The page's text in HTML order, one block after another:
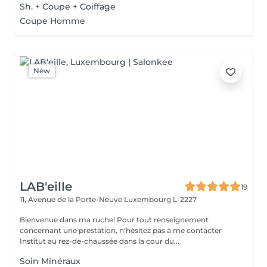
Sh. + Coupe + Coiffage
Coupe Homme
New
LAB'eille
19
11, Avenue de la Porte-Neuve Luxembourg L-2227
Bienvenue dans ma ruche! Pour tout renseignement
concernant une prestation, n'hésitez pas à me contacter
Institut au rez-de-chaussée dans la cour du...
Soin Minéraux